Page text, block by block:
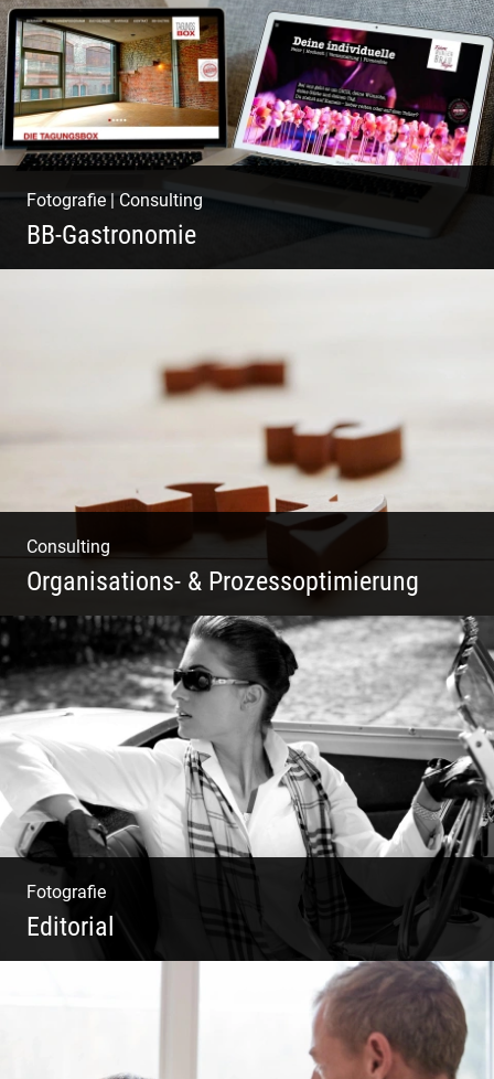
Fotografie|Consulting
BB-Gastronomie
Consulting
Organisations- & Prozessoptimierung
Erfolg ermöglichen durch Klarheit in der
Vision
Fotografie
Editorial